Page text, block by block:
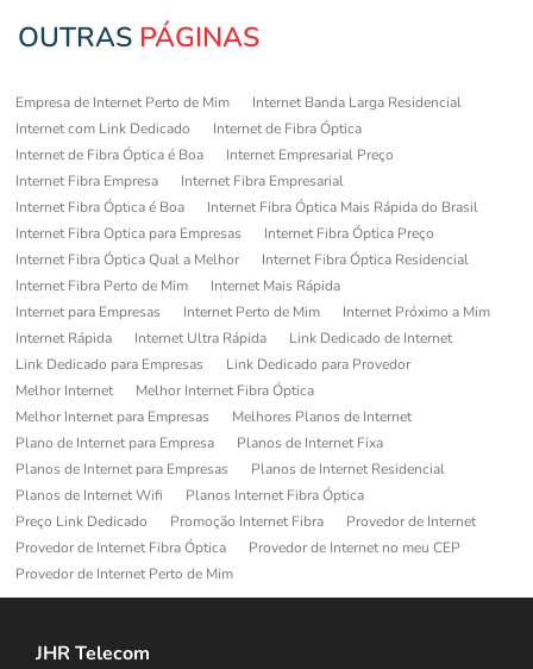
OUTRAS PÁGINAS
Empresa de Internet Perto de Mim
Internet Banda Larga Residencial
Internet com Link Dedicado
Internet de Fibra Óptica
Internet de Fibra Óptica é Boa
Internet Empresarial Preço
Internet Fibra Empresa
Internet Fibra Empresarial
Internet Fibra Óptica é Boa
Internet Fibra Óptica Mais Rápida do Brasil
Internet Fibra Optica para Empresas
Internet Fibra Óptica Preço
Internet Fibra Óptica Qual a Melhor
Internet Fibra Óptica Residencial
Internet Fibra Perto de Mim
Internet Mais Rápida
Internet para Empresas
Internet Perto de Mim
Internet Próximo a Mim
Internet Rápida
Internet Ultra Rápida
Link Dedicado de Internet
Link Dedicado para Empresas
Link Dedicado para Provedor
Melhor Internet
Melhor Internet Fibra Óptica
Melhor Internet para Empresas
Melhores Planos de Internet
Plano de Internet para Empresa
Planos de Internet Fixa
Planos de Internet para Empresas
Planos de Internet Residencial
Planos de Internet Wifi
Planos Internet Fibra Óptica
Preço Link Dedicado
Promoção Internet Fibra
Provedor de Internet
Provedor de Internet Fibra Óptica
Provedor de Internet no meu CEP
Provedor de Internet Perto de Mim
JHR Telecom